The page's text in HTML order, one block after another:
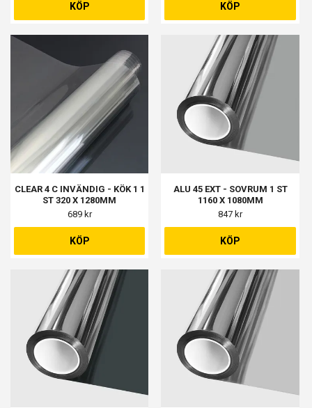
KÖP KÖP
CLEAR 4 C INVÄNDIG - KÖK 1 1
ST 320 X 1280MM
689 kr
KÖP
ALU 45 EXT - SOVRUM 1 ST
1160 X 1080MM
847 kr
KÖP